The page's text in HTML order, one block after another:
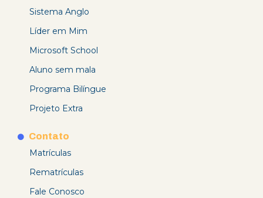
Sistema Anglo
Líder em Mim
Microsoft School
Aluno sem mala
Programa Bilíngue
Projeto Extra
Contato
Matrículas
Rematrículas
Fale Conosco